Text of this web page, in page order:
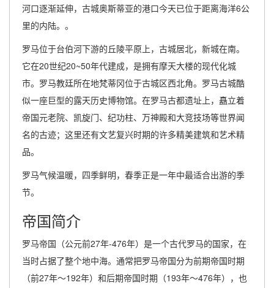
河口逐渐延伸，古城奥斯蒂亚的港口今天已位于距离海洋6公
里的内陆。。
罗马位于台伯河下游的丘陵平原上，古城居北，新城在南。
它在20世纪20~50年代建成，是拥有摩天大楼的现代化城
市。罗马教廷所在地梵蒂冈位于古城区西北角。罗马古城酷
似一座巨型的露天历史博物馆。在罗马古都遗址上，矗立着
帝国元老院、凯旋门、纪功柱、万神殿和大竞技场等世界闻
名的古迹；这里还有文艺复兴时期的许多精美建筑和艺术精
品。
罗马气候温暖，四季鲜明，春季正是一年中最适合出游的季
节。
帝国简介
罗马帝国（公元前27年-476年）是一个古代罗马的国家，在
当时占据了整个地中海。通常把罗马帝国分为前期帝国时期
（前27年～192年）和后期帝国时期（193年～476年），也